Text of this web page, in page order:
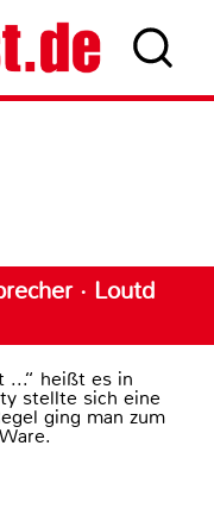
· Loutd
...“ heißt es in
stellte sich eine
ging man zum